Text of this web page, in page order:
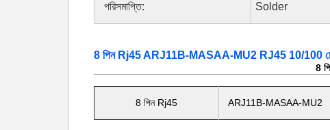
পরিসমাপ্তি: Solder
8 পিন Rj45 ARJ11B-MASAA-MU2 RJ45 10/100
8
8 পিন Rj45 ARJ11B-MASAA-MU2